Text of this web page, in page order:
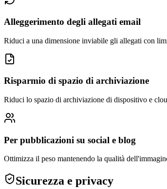
Alleggerimento degli allegati email
Riduci a una dimensione inviabile gli allegati con
Risparmio di spazio di archiviazione
Riduci lo spazio di archiviazione di dispositivo e
Per pubblicazioni su social e blog
Ottimizza il peso mantenendo la qualità
Sicurezza e privacy